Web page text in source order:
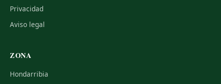
Privacidad
Aviso legal
ZONA
Hondarribia